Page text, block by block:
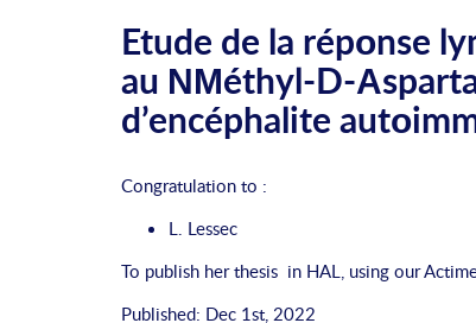
Etude de la répοnse
au ΝΜéthyl-D-
d’encéphalite
Congratulation to :
L. Lessec
To publish her thesis in HAL, using our
Published: Dec 1st, 2022